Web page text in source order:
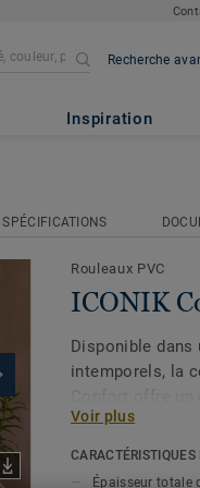
Recherche
Inspiration
SPÉCIFICATIONS
Rouleaux PVC
ICONIK
Disponible dans
intemporels, la
durabilité. Sa
supporter
réduit les
Voir plus
Épaisseur totale